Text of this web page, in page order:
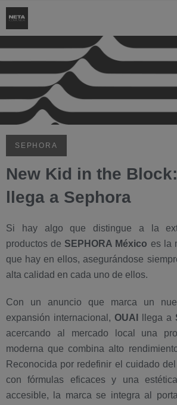
SEPHORA
New Kid in the
llega a Sephora
Si hay algo que distingue a la
productos de SEPHORA México es la
que hay en ellos, asegurándose
alta calidad en cada uno de ellos.
Con un anuncio que marca un
expansión internacional, OUAI llega a
acercando al mercado local una
moderna que combina alto
Reconocida por redefinir el cuidado
con fórmulas eficaces y una
accesible, la marca se integra al